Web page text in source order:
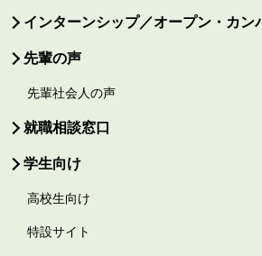
インターンシップ／オープン・カン
先輩の声
先輩社会人の声
就職相談窓口
学生向け
高校生向け
特設サイト